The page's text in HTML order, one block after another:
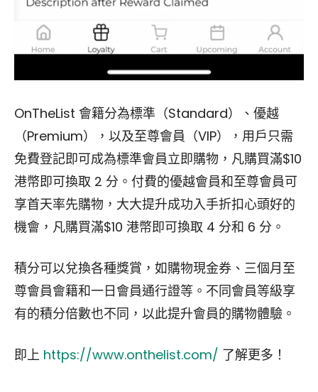
OnTheList 會籍分為標準（Standard）、優越
（Premium），以及至尊會員（VIP），用戶只需
免費登記即可成為標準會員立即購物，凡購買滿$10
港幣即可換取 2 分。付費的優越會員和至尊會員可
享首天率先購物，大大提升成功入手折扣心頭好的
機會，凡購買滿$10 港幣即可換取 4 分和 6 分。
積分可以兌換各種獎賞，如購物現金券、三個月至
尊會員會籍和一日會員通行證等。不同會員等級享
有的積分倍數也不同，以此提升會員的購物體驗。
即上 https://www.onthelist.com/ 了解更多！